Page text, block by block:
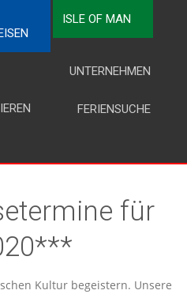
ISLE OF MAN
UNTERNEHMEN
FERIENSUCHE
für
Kultur begeistern. Unsere